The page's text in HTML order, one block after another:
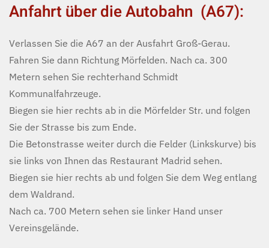
Anfahrt über die Autobahn (A67):
Verlassen Sie die A67 an der Ausfahrt Groß-Gerau.
Fahren Sie dann Richtung Mörfelden. Nach ca. 300
Metern sehen Sie rechterhand Schmidt
Kommunalfahrzeuge.
Biegen sie hier rechts ab in die Mörfelder Str. und folgen
Sie der Strasse bis zum Ende.
Die Betonstrasse weiter durch die Felder (Linkskurve) bis
sie links von Ihnen das Restaurant Madrid sehen.
Biegen sie hier rechts ab und folgen Sie dem Weg entlang
dem Waldrand.
Nach ca. 700 Metern sehen sie linker Hand unser
Vereinsgelände.